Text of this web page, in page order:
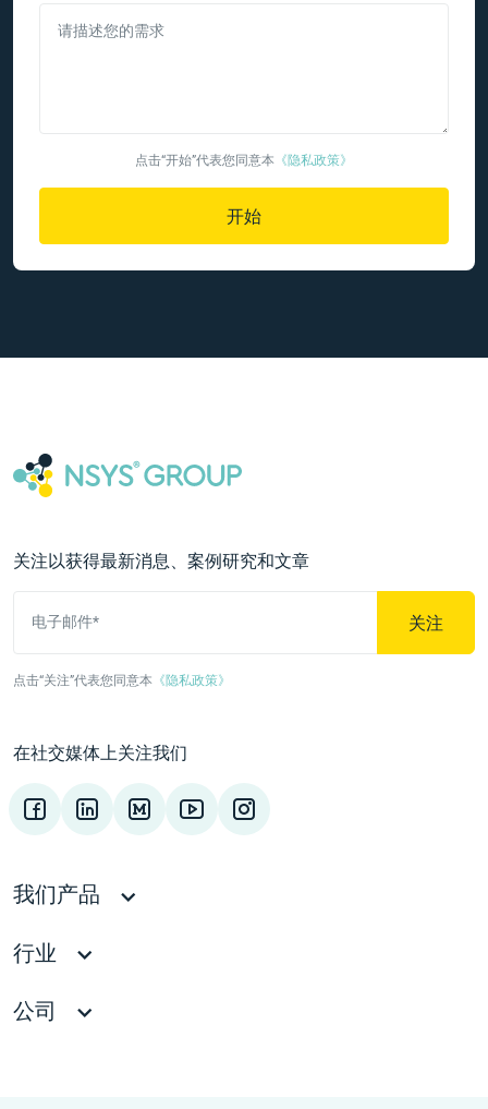
请描述您的需求
点击“开始”代表您同意本 《隐私政策》
开始
关注以获得最新消息、案例研究和文章
电子邮件* 关注
点击“关注”代表您同意本 《隐私政策》
在社交媒体上关注我们
我们产品
行业
公司